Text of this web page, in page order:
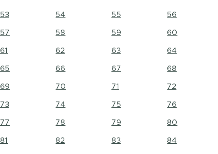
53 54 55 56
57 58 59 60
61 62 63 64
65 66 67 68
69 70 71 72
73 74 75 76
77 78 79 80
81 82 83 84